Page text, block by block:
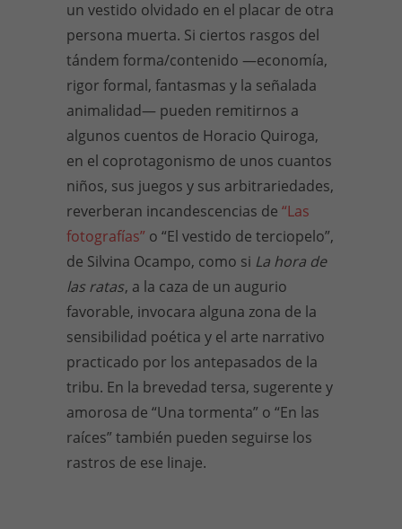
un vestido olvidado en el placar de otra
persona muerta. Si ciertos rasgos del
tándem forma/contenido —economía,
rigor formal, fantasmas y la señalada
animalidad— pueden remitirnos a
algunos cuentos de Horacio Quiroga,
en el coprotagonismo de unos cuantos
niños, sus juegos y sus arbitrariedades,
reverberan incandescencias de “Las
fotografías” o “El vestido de terciopelo”,
de Silvina Ocampo, como si La hora de
las ratas, a la caza de un augurio
favorable, invocara alguna zona de la
sensibilidad poética y el arte narrativo
practicado por los antepasados de la
tribu. En la brevedad tersa, sugerente y
amorosa de “Una tormenta” o “En las
raíces” también pueden seguirse los
rastros de ese linaje.